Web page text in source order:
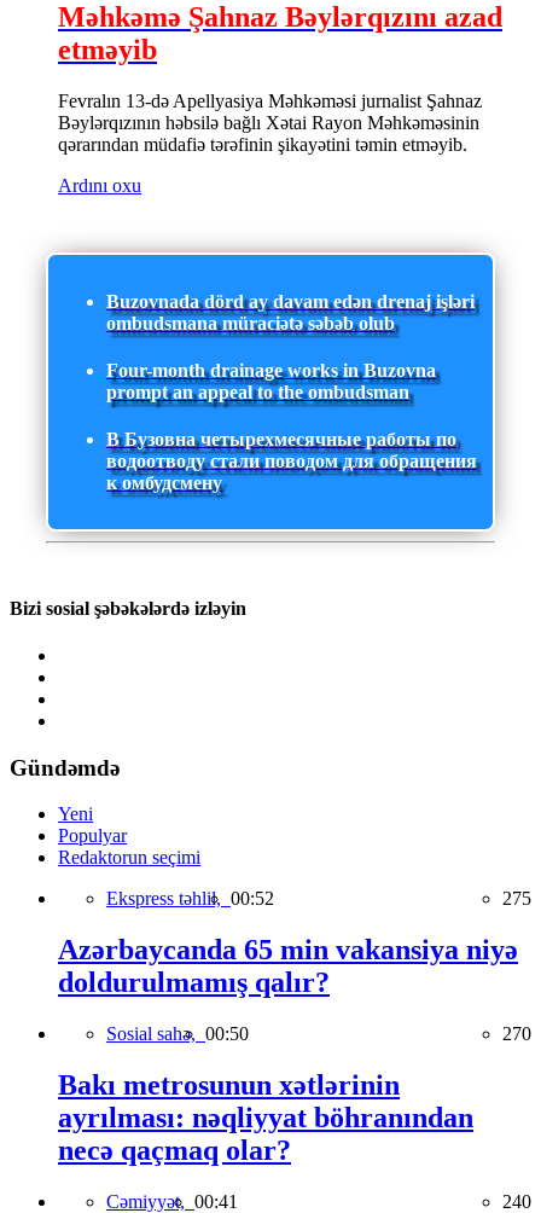
Məhkəmə Şahnaz Bəylərqızını azad
etməyib
Fevralın 13-də Apellyasiya Məhkəməsi jurnalist Şahnaz
Bəylərqızının həbsilə bağlı Xətai Rayon Məhkəməsinin
qərarından müdafiə tərəfinin şikayətini təmin etməyib.
Ardını oxu
Buzovnada dörd ay davam edən drenaj işləri
ombudsmana müraciətə səbəb olub
Four-month drainage works in Buzovna
prompt an appeal to the ombudsman
В Бузовна четырехмесячные работы по
водоотводу стали поводом для обращения
к омбудсмену
Bizi sosial şəbəkələrdə izləyin
Gündəmdə
Yeni
Populyar
Redaktorun seçimi
Ekspress təhlil, 00:52 275
Azərbaycanda 65 min vakansiya niyə
doldurulmamış qalır?
Sosial sahə, 00:50 270
Bakı metrosunun xətlərinin
ayrılması: nəqliyyat böhranından
necə qaçmaq olar?
Cəmiyyət, 00:41 240